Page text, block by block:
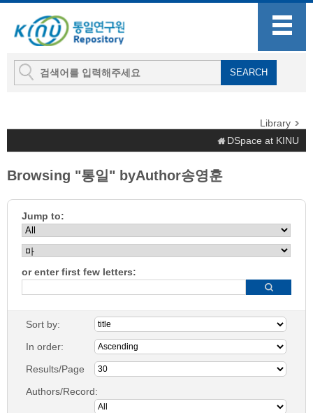
Library
DSpace at KINU
Browsing "통일" byAuthor송영훈
Jump to:
or enter first few letters:
Sort by:
In order:
Results/Page
Authors/Record: